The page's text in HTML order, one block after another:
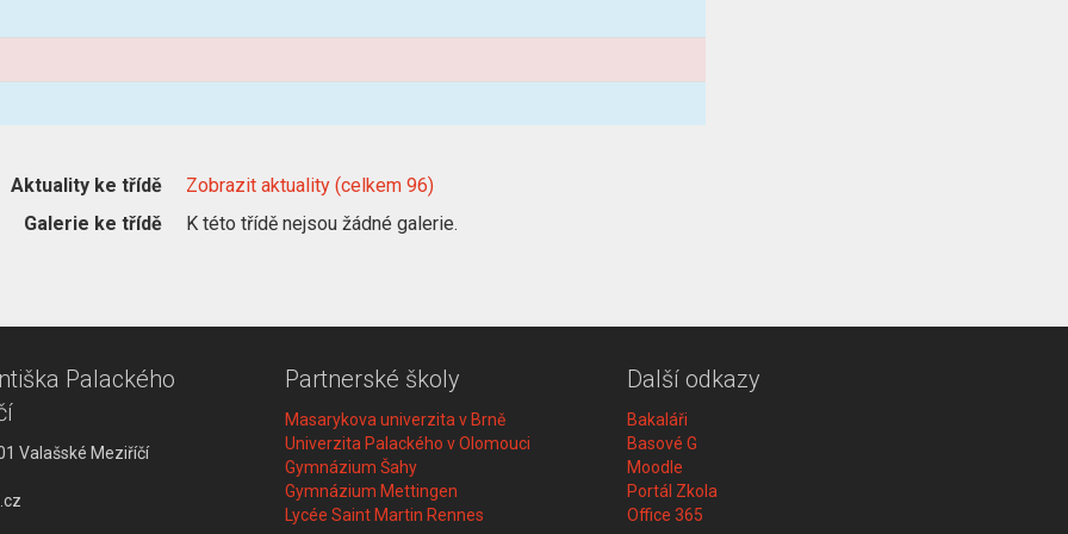
Aktuality ke třídě
Zobrazit aktuality (celkem 96)
Galerie ke třídě
K této třídě nejsou žádné galerie.
Palackého
Valašské Meziříčí
Partnerské školy
Masarykova univerzita v Brně
Univerzita Palackého v Olomouci
Gymnázium Šahy
Gymnázium Mettingen
Lycée Saint Martin Rennes
Další odkazy
Bakaláři
Basové G
Moodle
Portál Zkola
Office 365